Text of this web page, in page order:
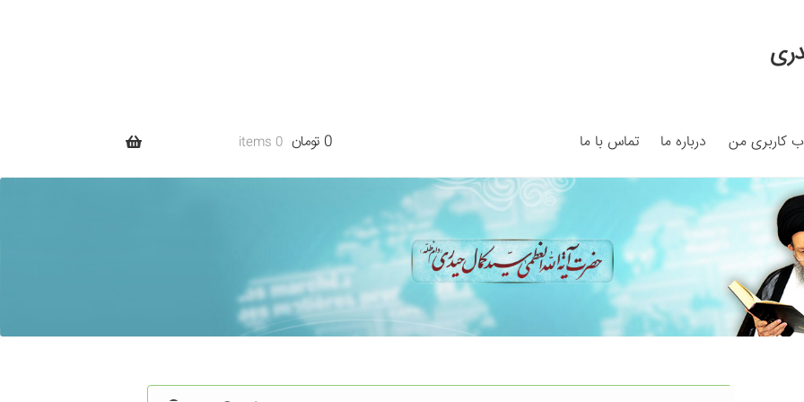
کاربری من درباره ما تماس با ما
My
Search Results
Shop برگه نمونه برگه نمونه بلاگ پرداخت
سبد خرید قوانین و مقررات
0 تومان 0 items